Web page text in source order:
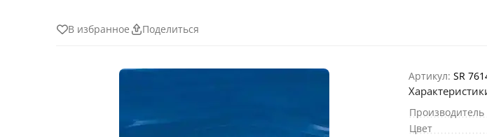
В избранное Поделиться
Артикул: SR
Производитель
Цвет